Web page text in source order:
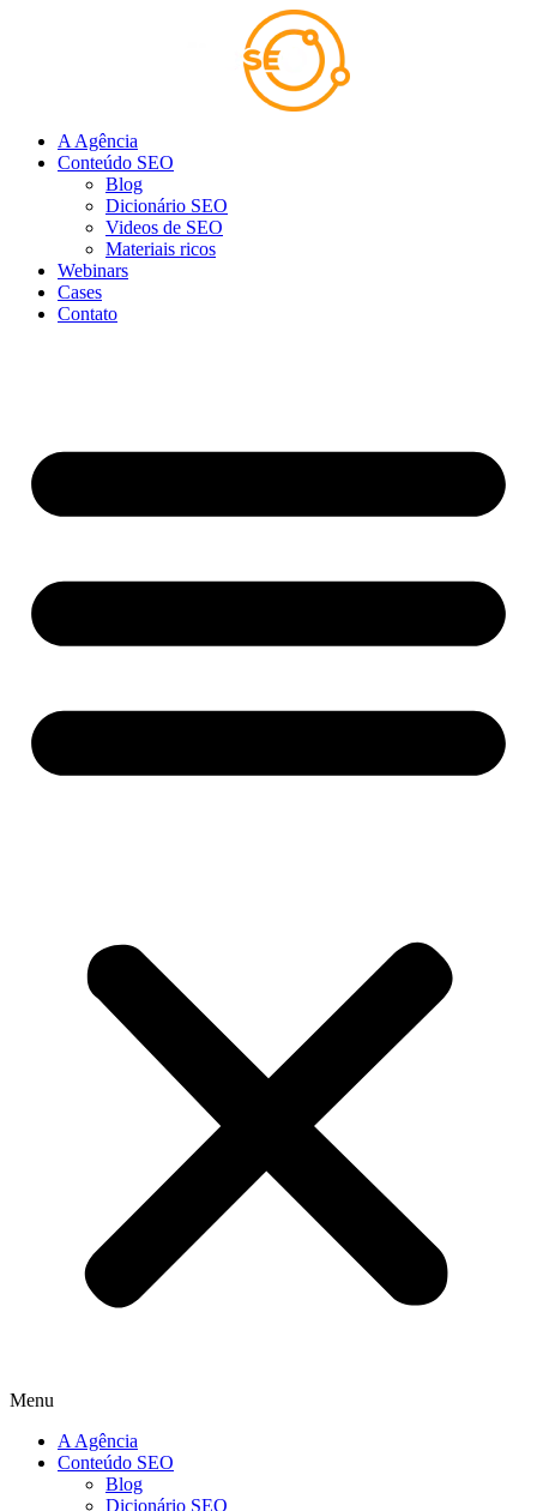
A Agência
Conteúdo SEO
Blog
Dicionário SEO
Videos de SEO
Materiais ricos
Webinars
Cases
Contato
Menu
A Agência
Conteúdo SEO
Blog
Dicionário SEO